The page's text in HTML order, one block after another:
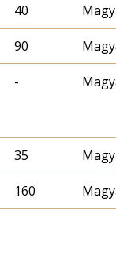
40
90
-
35
160